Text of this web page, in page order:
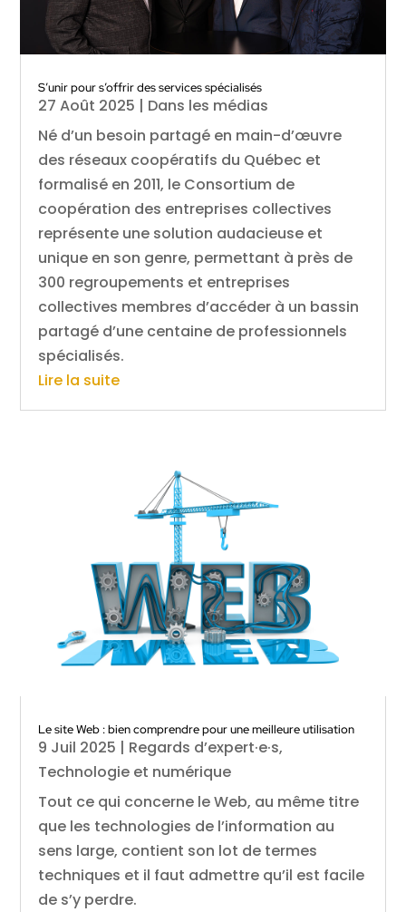
S’unir pour s’offrir des services spécialisés
27 Août 2025 | Dans les médias
Né d’un besoin partagé en main-d’œuvre
des réseaux coopératifs du Québec et
formalisé en 2011, le Consortium de
coopération des entreprises collectives
représente une solution audacieuse et
unique en son genre, permettant à près de
300 regroupements et entreprises
collectives membres d’accéder à un bassin
partagé d’une centaine de professionnels
spécialisés.
Lire la suite
Le site Web : bien comprendre pour une meilleure utilisation
9 Juil 2025 | Regards d’expert·e·s,
Technologie et numérique
Tout ce qui concerne le Web, au même titre
que les technologies de l’information au
sens large, contient son lot de termes
techniques et il faut admettre qu’il est facile
de s’y perdre.